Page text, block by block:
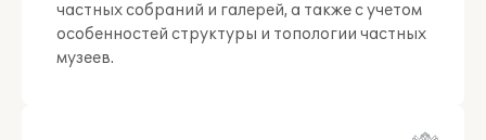
частных собраний и галерей, а также с учетом
особенностей структуры и топологии частных
музеев.